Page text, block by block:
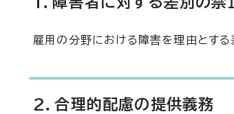
雇用の分野における障害を理由とする
2．合理的配慮の提供義務